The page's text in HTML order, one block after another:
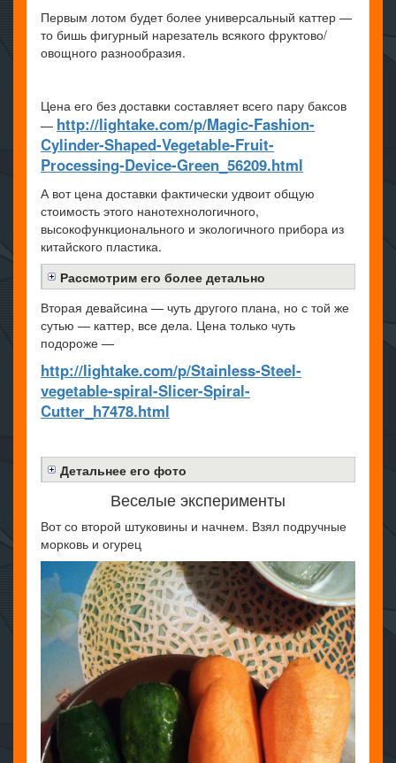
Первым лотом будет более универсальный каттер —
то бишь фигурный нарезатель всякого фруктово/
овощного разнообразия.
Цена его без доставки составляет всего пару баксов
— http://lightake.com/p/Magic-Fashion-
Cylinder-Shaped-Vegetable-Fruit-
Processing-Device-Green_56209.html
А вот цена доставки фактически удвоит общую
стоимость этого нанотехнологичного,
высокофункционального и экологичного прибора из
китайского пластика.
Рассмотрим его более детально
Вторая девайсина — чуть другого плана, но с той же
сутью — каттер, все дела. Цена только чуть
подороже —
http://lightake.com/p/Stainless-Steel-
vegetable-spiral-Slicer-Spiral-
Cutter_h7478.html
Детальнее его фото
Веселые эксперименты
Вот со второй штуковины и начнем. Взял подручные
морковь и огурец